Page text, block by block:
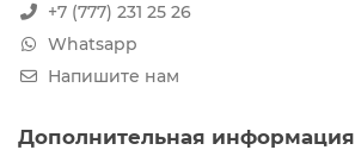
+7 (777) 231 25 26
Whatsapp
Напишите нам
Дополнительная информация